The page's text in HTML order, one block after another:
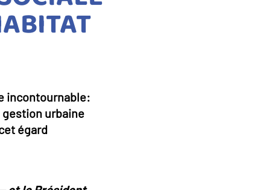
incontournable:
urbaine
égard